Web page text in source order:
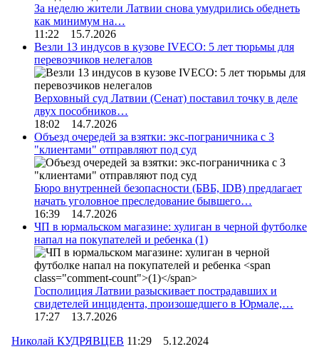
За неделю жители Латвии снова умудрились обеднеть
как минимум на…
11:22 15.7.2026
Везли 13 индусов в кузове IVECO: 5 лет тюрьмы для
перевозчиков нелегалов
Верховный суд Латвии (Сенат) поставил точку в деле
двух пособников…
18:02 14.7.2026
Объезд очередей за взятки: экс-пограничника с 3
"клиентами" отправляют под суд
Бюро внутренней безопасности (БВБ, IDB) предлагает
начать уголовное преследование бывшего…
16:39 14.7.2026
ЧП в юрмальском магазине: хулиган в черной футболке
напал на покупателей и ребенка (1)
Госполиция Латвии разыскивает пострадавших и
свидетелей инцидента, произошедшего в Юрмале,…
17:27 13.7.2026
Николай КУДРЯВЦЕВ 11:29 5.12.2024